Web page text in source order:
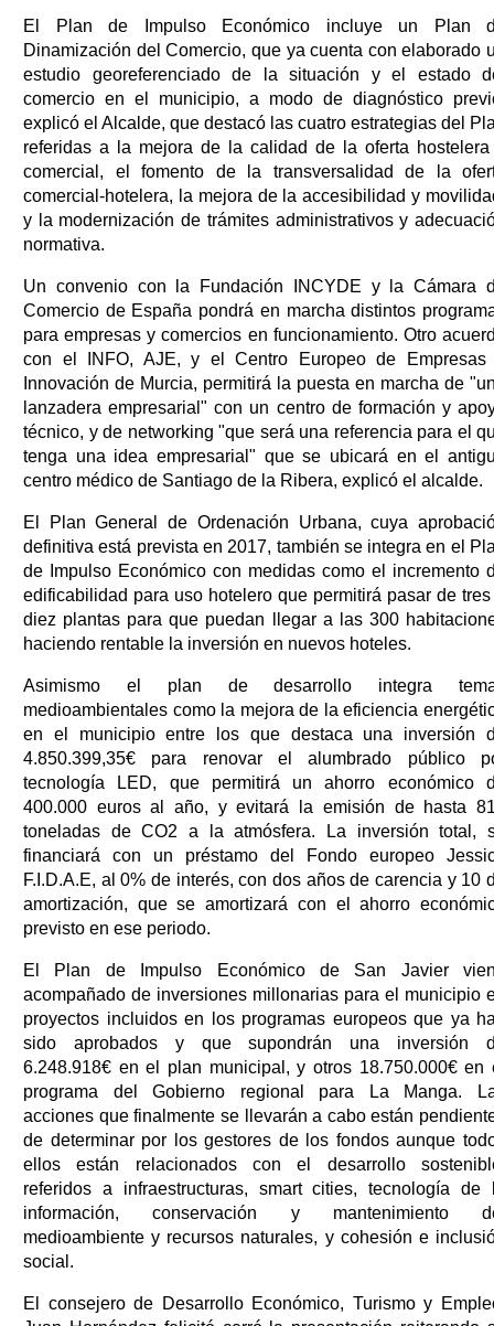
El Plan de Impulso Económico incluye un Plan
Dinamización del Comercio, que ya cuenta con elaborado
estudio georeferenciado de la situación y el estado
comercio en el municipio, a modo de diagnóstico
explicó el Alcalde, que destacó las cuatro estrategias del
referidas a la mejora de la calidad de la oferta
comercial, el fomento de la transversalidad de la
comercial-hotelera, la mejora de la accesibilidad y
y la modernización de trámites administrativos y
normativa.
Un convenio con la Fundación INCYDE y la Cámara
Comercio de España pondrá en marcha distintos
para empresas y comercios en funcionamiento. Otro
con el INFO, AJE, y el Centro Europeo de Empresas
Innovación de Murcia, permitirá la puesta en marcha de
lanzadera empresarial" con un centro de formación y
técnico, y de networking "que será una referencia para el
tenga una idea empresarial" que se ubicará en el
centro médico de Santiago de la Ribera, explicó el alcalde.
El Plan General de Ordenación Urbana, cuya
definitiva está prevista en 2017, también se integra en el
de Impulso Económico con medidas como el incremento
edificabilidad para uso hotelero que permitirá pasar de
diez plantas para que puedan llegar a las 300
haciendo rentable la inversión en nuevos hoteles.
Asimismo el plan de desarrollo integra
medioambientales como la mejora de la eficiencia
en el municipio entre los que destaca una inversión
4.850.399,35€ para renovar el alumbrado público
tecnología LED, que permitirá un ahorro económico
400.000 euros al año, y evitará la emisión de hasta
toneladas de CO2 a la atmósfera. La inversión total,
financiará con un préstamo del Fondo europeo
F.I.D.A.E, al 0% de interés, con dos años de carencia y 10
amortización, que se amortizará con el ahorro
previsto en ese periodo.
El Plan de Impulso Económico de San Javier
acompañado de inversiones millonarias para el municipio
proyectos incluidos en los programas europeos que ya
sido aprobados y que supondrán una inversión
6.248.918€ en el plan municipal, y otros 18.750.000€ en
programa del Gobierno regional para La Manga.
acciones que finalmente se llevarán a cabo están
de determinar por los gestores de los fondos aunque
ellos están relacionados con el desarrollo
referidos a infraestructuras, smart cities, tecnología de
información, conservación y mantenimiento
medioambiente y recursos naturales, y cohesión e
social.
El consejero de Desarrollo Económico, Turismo y